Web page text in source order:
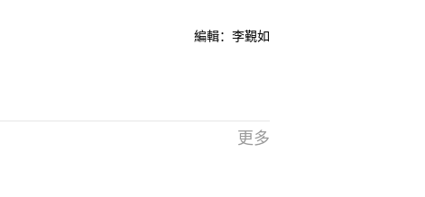
編輯：李覲如
更多